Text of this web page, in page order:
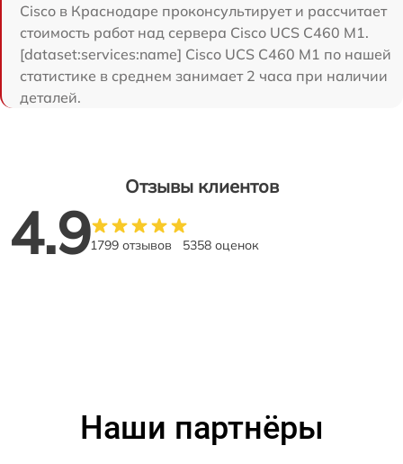
Cisco в Краснодаре проконсультирует и рассчитает
стоимость работ над сервера Cisco UCS C460 M1.
[dataset:services:name] Cisco UCS C460 M1 по нашей
статистике в среднем занимает 2 часа при наличии
деталей.
Отзывы клиентов
4.91799 отзывов 5358 оценок
Наши партнёры